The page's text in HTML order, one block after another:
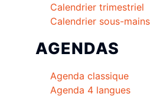
Calendrier trimestriel
Calendrier sous-mains
AGENDAS
Agenda classique
Agenda 4 langues